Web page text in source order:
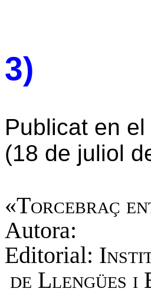
3)
Publicat en
(18 de juliol
«Torcebraç
Autora:
Editorial:
de Llengües i